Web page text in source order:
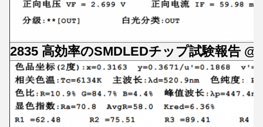
2835 高効率のSMDLEDチップ試験報告